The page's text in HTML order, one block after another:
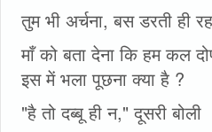
तुम भी अर्चना, बस डरती ही
माँ को बता देना कि हम कल
इस में भला पूछना क्या है ?
"है तो दब्बू ही न," दूसरी बोली